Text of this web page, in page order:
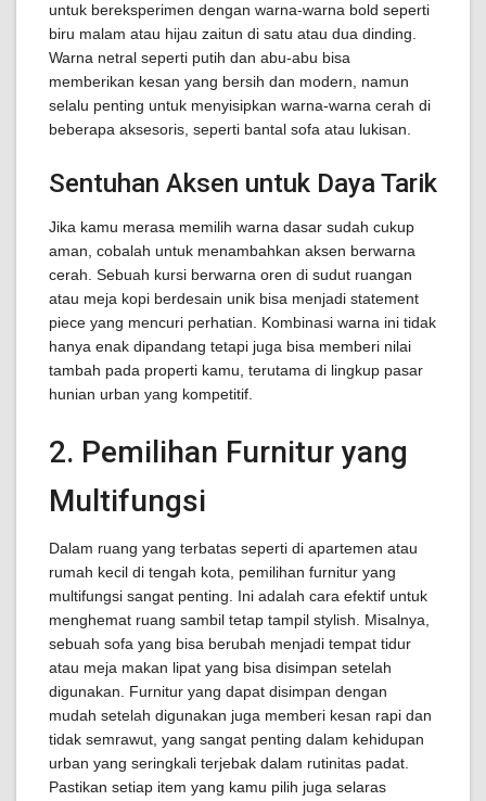
untuk bereksperimen dengan warna-warna bold seperti
biru malam atau hijau zaitun di satu atau dua dinding.
Warna netral seperti putih dan abu-abu bisa
memberikan kesan yang bersih dan modern, namun
selalu penting untuk menyisipkan warna-warna cerah di
beberapa aksesoris, seperti bantal sofa atau lukisan.
Sentuhan Aksen untuk Daya Tarik
Jika kamu merasa memilih warna dasar sudah cukup
aman, cobalah untuk menambahkan aksen berwarna
cerah. Sebuah kursi berwarna oren di sudut ruangan
atau meja kopi berdesain unik bisa menjadi statement
piece yang mencuri perhatian. Kombinasi warna ini tidak
hanya enak dipandang tetapi juga bisa memberi nilai
tambah pada properti kamu, terutama di lingkup pasar
hunian urban yang kompetitif.
2. Pemilihan Furnitur yang
Multifungsi
Dalam ruang yang terbatas seperti di apartemen atau
rumah kecil di tengah kota, pemilihan furnitur yang
multifungsi sangat penting. Ini adalah cara efektif untuk
menghemat ruang sambil tetap tampil stylish. Misalnya,
sebuah sofa yang bisa berubah menjadi tempat tidur
atau meja makan lipat yang bisa disimpan setelah
digunakan. Furnitur yang dapat disimpan dengan
mudah setelah digunakan juga memberi kesan rapi dan
tidak semrawut, yang sangat penting dalam kehidupan
urban yang seringkali terjebak dalam rutinitas padat.
Pastikan setiap item yang kamu pilih juga selaras